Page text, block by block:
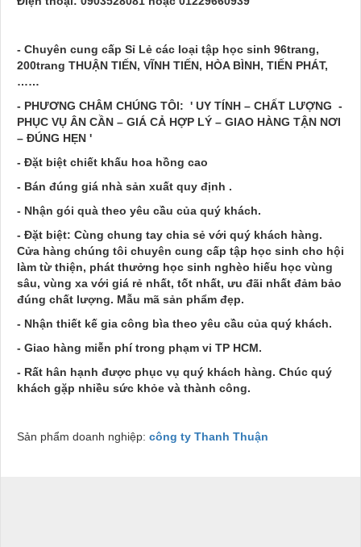
- Chuyên cung cấp Sỉ Lẻ các loại tập học sinh 96trang,
200trang THUẬN TIẾN, VĨNH TIẾN, HÒA BÌNH, TIẾN PHÁT,
……
- PHƯƠNG CHÂM CHÚNG TÔI: ' UY TÍNH – CHẤT LƯỢNG -
PHỤC VỤ ÂN CẦN – GIÁ CẢ HỢP LÝ – GIAO HÀNG TẬN NƠI
– ĐÚNG HẸN '
- Đặt biệt chiết khấu hoa hồng cao
- Bán đúng giá nhà sản xuất quy định .
- Nhận gói quà theo yêu cầu của quý khách.
- Đặt biệt: Cùng chung tay chia sẻ với quý khách hàng.
Cửa hàng chúng tôi chuyên cung cấp tập học sinh cho hội
làm từ thiện, phát thưởng học sinh nghèo hiếu học vùng
sâu, vùng xa với giá rẻ nhất, tốt nhất, ưu đãi nhất đảm bảo
đúng chất lượng. Mẫu mã sản phẩm đẹp.
- Nhận thiết kế gia công bìa theo yêu cầu của quý khách.
- Giao hàng miễn phí trong phạm vi TP HCM.
- Rất hân hạnh được phục vụ quý khách hàng. Chúc quý
khách gặp nhiều sức khỏe và thành công.
Sản phẩm doanh nghiệp: công ty Thanh Thuận